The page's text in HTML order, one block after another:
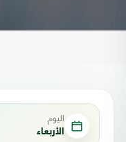
اليوم
الأربعاء